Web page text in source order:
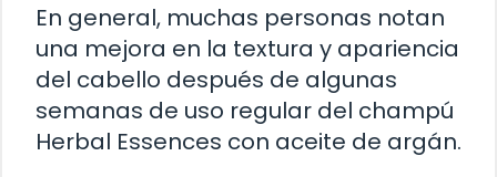
En general, muchas personas notan
una mejora en la textura y apariencia
del cabello después de algunas
semanas de uso regular del champú
Herbal Essences con aceite de argán.